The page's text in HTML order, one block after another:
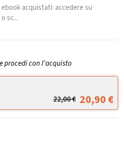
acquistati: accedere su
sc...
procedi con l'acquisto
22,00€ 20,90€